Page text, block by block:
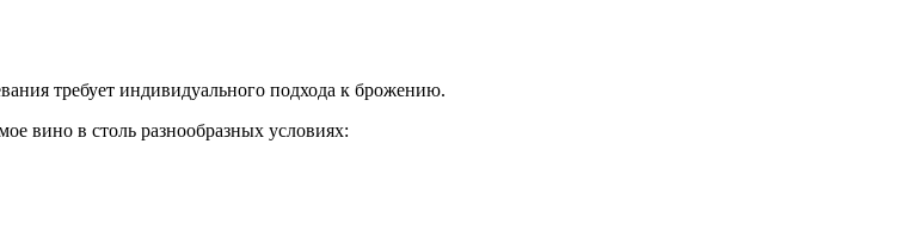
требует индивидуального подхода к брожению.
вино в столь разнообразных условиях: